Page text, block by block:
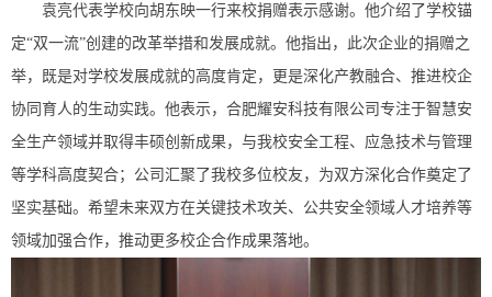
袁亮代表学校向胡东映一行来校捐赠表示感谢。他介绍了学校锚
定“双一流”创建的改革举措和发展成就。他指出，此次企业的捐赠之
举，既是对学校发展成就的高度肯定，更是深化产教融合、推进校企
协同育人的生动实践。他表示，合肥耀安科技有限公司专注于智慧安
全生产领域并取得丰硕创新成果，与我校安全工程、应急技术与管理
等学科高度契合；公司汇聚了我校多位校友，为双方深化合作奠定了
坚实基础。希望未来双方在关键技术攻关、公共安全领域人才培养等
领域加强合作，推动更多校企合作成果落地。